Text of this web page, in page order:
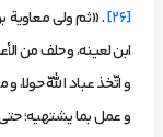
[26]
. «ثم ولي معاوية
ابن لعينه، و حلف من
و اتّخذ عباد اللّه حولا، و
و عمل بما يشتهيه؛